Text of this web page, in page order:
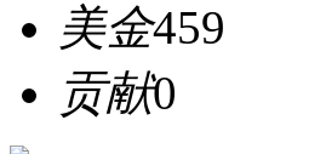
美金459
贡献0